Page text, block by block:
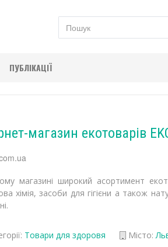
ПУБЛІКАЦІЇ
магазин екотоварів
магазині широкий асортимент
хімія, засоби для гігієни а також
Товари для здоровя Місто: